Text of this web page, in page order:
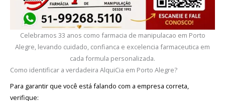
Celebramos 33 anos como farmacia de manipulacao em Porto
Alegre, levando cuidado, confianca e excelencia farmaceutica em
cada formula personalizada.
Como identificar a verdadeira AlquiCia em Porto Alegre?
Para garantir que você está falando com a empresa correta,
verifique: